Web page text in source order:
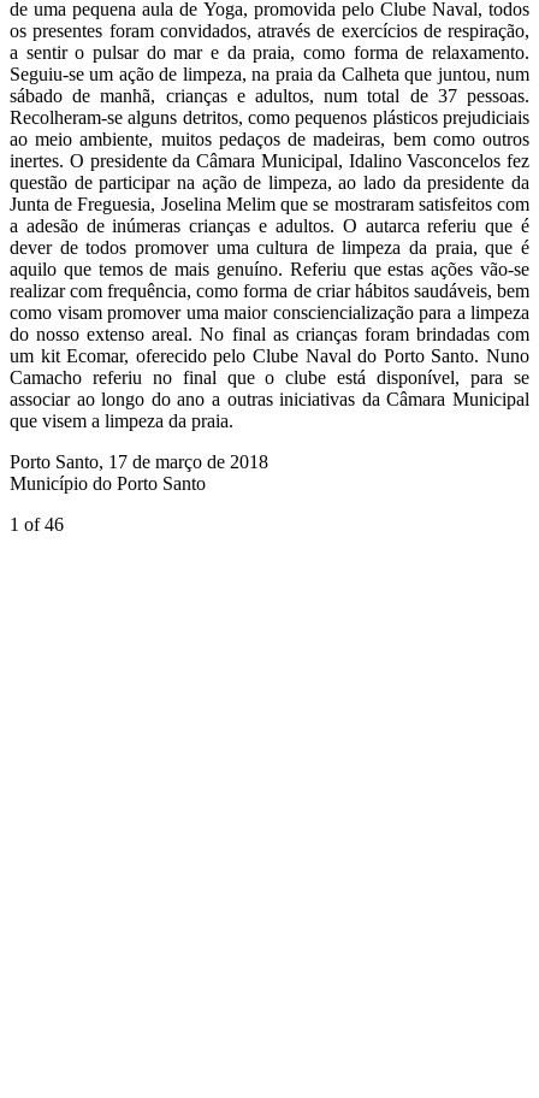
de uma pequena aula de Yoga, promovida pelo Clube Naval, todos
os presentes foram convidados, através de exercícios de respiração,
a sentir o pulsar do mar e da praia, como forma de relaxamento.
Seguiu-se um ação de limpeza, na praia da Calheta que juntou, num
sábado de manhã, crianças e adultos, num total de 37 pessoas.
Recolheram-se alguns detritos, como pequenos plásticos prejudiciais
ao meio ambiente, muitos pedaços de madeiras, bem como outros
inertes. O presidente da Câmara Municipal, Idalino Vasconcelos fez
questão de participar na ação de limpeza, ao lado da presidente da
Junta de Freguesia, Joselina Melim que se mostraram satisfeitos com
a adesão de inúmeras crianças e adultos. O autarca referiu que é
dever de todos promover uma cultura de limpeza da praia, que é
aquilo que temos de mais genuíno. Referiu que estas ações vão-se
realizar com frequência, como forma de criar hábitos saudáveis, bem
como visam promover uma maior consciencialização para a limpeza
do nosso extenso areal. No final as crianças foram brindadas com
um kit Ecomar, oferecido pelo Clube Naval do Porto Santo. Nuno
Camacho referiu no final que o clube está disponível, para se
associar ao longo do ano a outras iniciativas da Câmara Municipal
que visem a limpeza da praia.
Porto Santo, 17 de março de 2018
Município do Porto Santo
1 of 46